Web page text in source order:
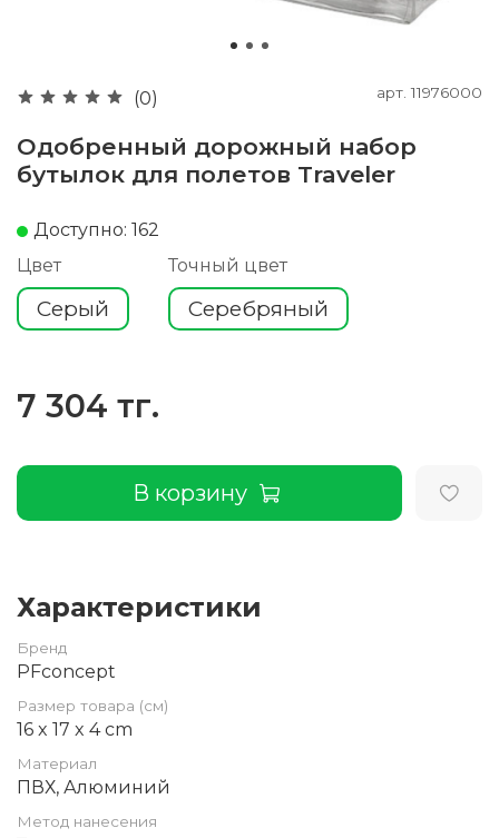
(0) арт.11976000
Одобренный дорожный набор
бутылок для полетов Traveler
Доступно: 162
Цвет
Серый
Точный цвет
Серебряный
7 304 тг.
В корзину
Характеристики
Бренд
PFconcept
Размер товара (см)
16 x 17 x 4 cm
Материал
ПВХ, Алюминий
Метод нанесения